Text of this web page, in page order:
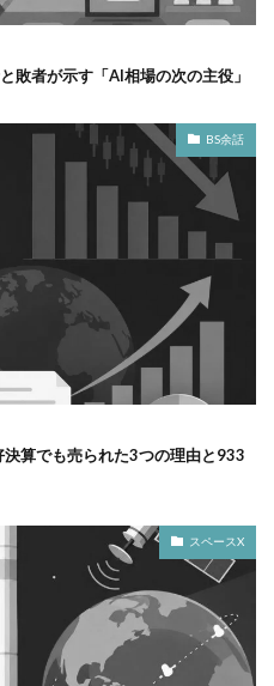
者が示す「AI相場の次の主役」
BS余話
算でも売られた3つの理由と933
スペースX